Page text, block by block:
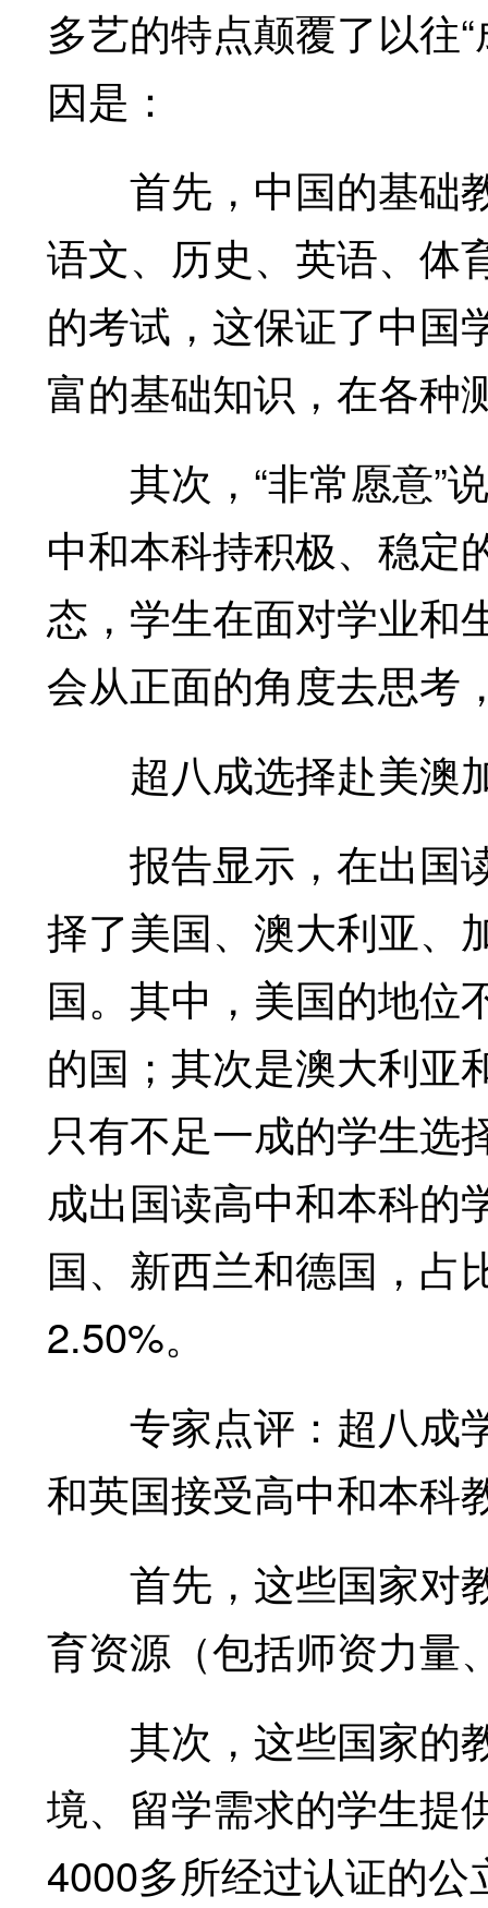
多艺的特点颠覆了以往
因是：
首先，中国的基础
语文、历史、英语、体
的考试，这保证了中国
富的基础知识，在各种
其次，“非常愿意”说
中和本科持积极、稳定
态，学生在面对学业和
会从正面的角度去思考
超八成选择赴美澳
报告显示，在出国
择了美国、澳大利亚、
国。其中，美国的地位
的国；其次是澳大利亚
只有不足一成的学生选
成出国读高中和本科的
国、新西兰和德国，占
2.50%。
专家点评：超八成
和英国接受高中和本科
首先，这些国家对
育资源（包括师资力量
其次，这些国家的
境、留学需求的学生提
4000多所经过认证的